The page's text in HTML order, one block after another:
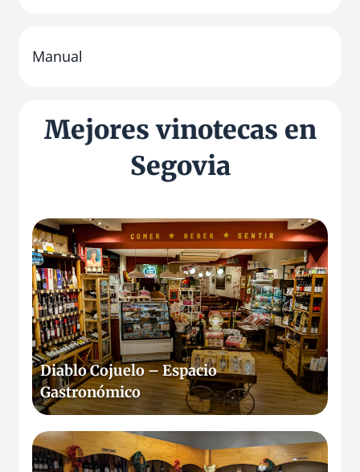
Manual
Mejores vinotecas en
Segovia
Diablo Cojuelo – Espacio
Gastronómico
D
i
a
b
l
o
C
o
j
u
l
o
D
o